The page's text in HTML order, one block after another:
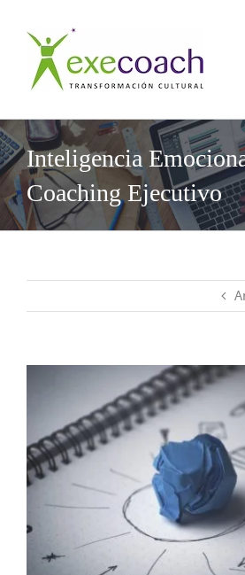
contenido
Inteligencia
Coaching Ejecutivo
grande